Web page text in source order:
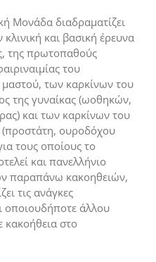
Μονάδα διαδραματίζει
και βασική έρευνα
της πρωτοπαθούς
του
των καρκίνων του
της γυναίκας (ωοθηκών,
και των καρκίνων του
(προστάτη, ουροδόχου
τους οποίους το
και πανελλήνιο
παραπάνω κακοηθειών,
τις ανάγκες
οποιουδήποτε άλλου
κακοήθεια στο